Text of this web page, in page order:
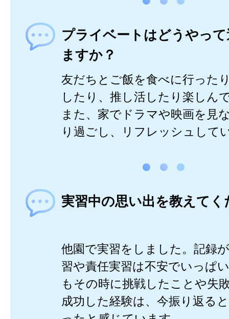
プライベートはどうやっ
ますか？
友だちとご飯を食べに行った
したり、推し活したり楽しん
また、家でドラマや映画を見
り過ごし、リフレッシュして
実習中の思い出を教えてく
他園で実習をしました。記録
習や責任実習は不安でいっぱ
もその時に挑戦したことや失
成功した経験は、今振り返る